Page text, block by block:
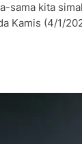
sama kita
Kamis (4/1/